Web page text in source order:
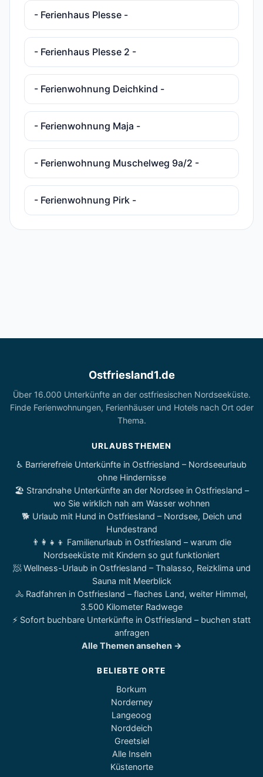
- Ferienhaus Plesse -
- Ferienhaus Plesse 2 -
- Ferienwohnung Deichkind -
- Ferienwohnung Maja -
- Ferienwohnung Muschelweg 9a/2 -
- Ferienwohnung Pirk -
Ostfriesland1.de
Über 16.000 Unterkünfte an der ostfriesischen Nordseeküste.
Finde Ferienwohnungen, Ferienhäuser und Hotels nach Ort oder
Thema.
URLAUBSTHEMEN
♿ Barrierefreie Unterkünfte in Ostfriesland – Nordseeurlaub
ohne Hindernisse
🏖️ Strandnahe Unterkünfte an der Nordsee in Ostfriesland –
wo Sie wirklich nah am Wasser wohnen
🐕 Urlaub mit Hund in Ostfriesland – Nordsee, Deich und
Hundestrand
👨‍👩‍👧‍👦 Familienurlaub in Ostfriesland – warum die
Nordseeküste mit Kindern so gut funktioniert
🧖 Wellness-Urlaub in Ostfriesland – Thalasso, Reizklima und
Sauna mit Meerblick
🚴 Radfahren in Ostfriesland – flaches Land, weiter Himmel,
3.500 Kilometer Radwege
⚡ Sofort buchbare Unterkünfte in Ostfriesland – buchen statt
anfragen
Alle Themen ansehen →
BELIEBTE ORTE
Borkum
Norderney
Langeoog
Norddeich
Greetsiel
Alle Inseln
Küstenorte